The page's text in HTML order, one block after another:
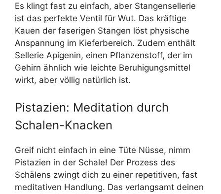
Es klingt fast zu einfach, aber Stangensellerie
ist das perfekte Ventil für Wut. Das kräftige
Kauen der faserigen Stangen löst physische
Anspannung im Kieferbereich. Zudem enthält
Sellerie Apigenin, einen Pflanzenstoff, der im
Gehirn ähnlich wie leichte Beruhigungsmittel
wirkt, aber völlig natürlich ist.
Pistazien: Meditation durch
Schalen-Knacken
Greif nicht einfach in eine Tüte Nüsse, nimm
Pistazien in der Schale! Der Prozess des
Schälens zwingt dich zu einer repetitiven, fast
meditativen Handlung. Das verlangsamt deinen